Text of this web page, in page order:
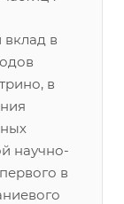
в
в
научно-
в